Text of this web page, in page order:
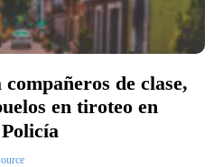
de clase,
en tiroteo en